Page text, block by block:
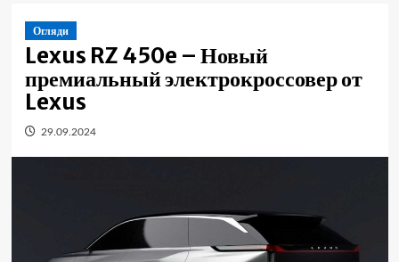
Огляди
Lexus RZ 450e – Новый
премиальный электрокроссовер от
Lexus
29.09.2024